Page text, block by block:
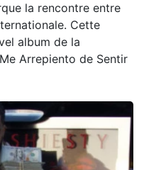
la rencontre entre
Cette
album de la
Arrepiento de Sentir